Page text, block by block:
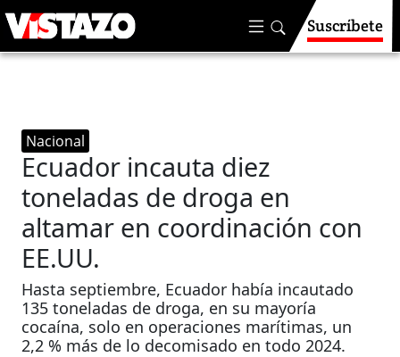
Suscríbete
Nacional
Ecuador incauta diez
toneladas de droga en
altamar en coordinación con
EE.UU.
Hasta septiembre, Ecuador había incautado
135 toneladas de droga, en su mayoría
cocaína, solo en operaciones marítimas, un
2,2 % más de lo decomisado en todo 2024.